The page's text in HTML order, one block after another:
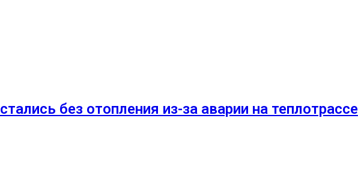
без отопления из-за аварии на теплотрассе